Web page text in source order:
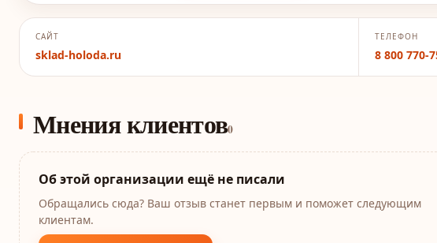
САЙТ
sklad-holoda.ru
ТЕЛЕФОН
8 800 770-
Мнения клиентов0
Об этой организации ещё не писали
Обращались сюда? Ваш отзыв станет первым и поможет следующим
клиентам.